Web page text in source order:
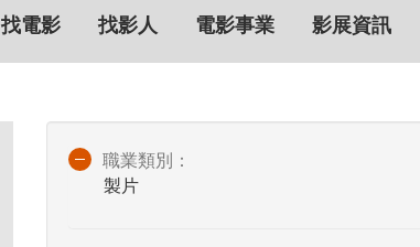
找電影 找影人 電影事業 影展資訊
職業類別：
製片